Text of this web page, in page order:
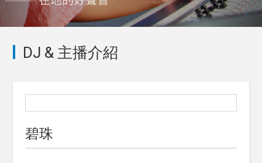
DJ & 主播介紹
碧珠